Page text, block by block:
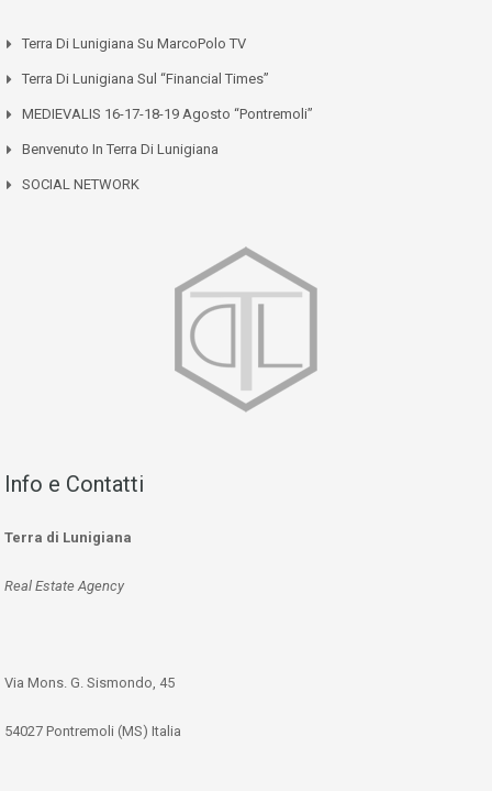
Terra Di Lunigiana Su MarcoPolo TV
Terra Di Lunigiana Sul “Financial Times”
MEDIEVALIS 16-17-18-19 Agosto “Pontremoli”
Benvenuto In Terra Di Lunigiana
SOCIAL NETWORK
Info e Contatti
Terra di Lunigiana
Real Estate Agency
Via Mons. G. Sismondo, 45
54027 Pontremoli (MS) Italia